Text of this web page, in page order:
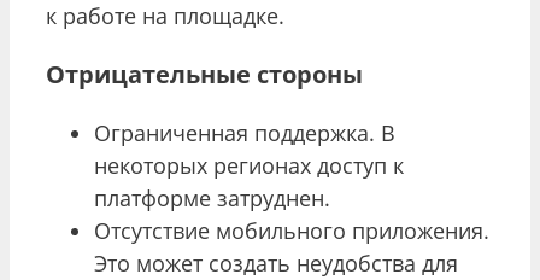
к работе на площадке.
Отрицательные стороны
Ограниченная поддержка. В
некоторых регионах доступ к
платформе затруднен.
Отсутствие мобильного приложения.
Это может создать неудобства для